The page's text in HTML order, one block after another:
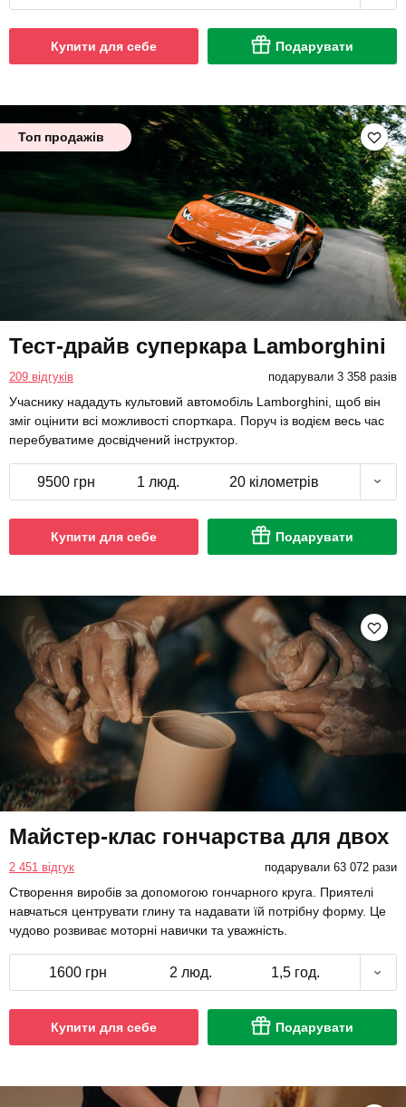
Купити для себе Подарувати
Топ продажів
Тест-драйв суперкара Lamborghini
209 відгуків подарували 3 358 разів
Учаснику нададуть культовий автомобіль Lamborghini, щоб він
зміг оцінити всі можливості спорткара. Поруч із водієм весь час
перебуватиме досвідчений інструктор.
9500 грн 1 люд. 20 кілометрів
Купити для себе Подарувати
Майстер-клас гончарства для двох
2 451 відгук подарували 63 072 рази
Створення виробів за допомогою гончарного круга. Приятелі
навчаться центрувати глину та надавати їй потрібну форму. Це
чудово розвиває моторні навички та уважність.
1600 грн 2 люд. 1,5 год.
Купити для себе Подарувати